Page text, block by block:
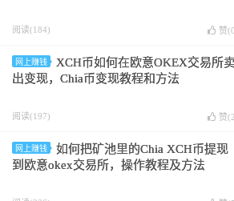
阅读(184) 赞(0
网上赚钱
XCH币如何在欧意OKEX交易所
出变现，Chia币变现教程和方法
阅读(197) 赞(2
网上赚钱
如何把矿池里的Chia XCH币提现
到欧意okex交易所，操作教程及方法